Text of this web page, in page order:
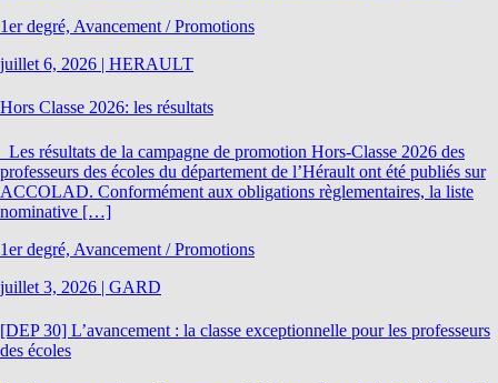
1er degré, Avancement / Promotions
juillet 6, 2026 | HERAULT
Hors Classe 2026: les résultats
Les résultats de la campagne de promotion Hors-Classe 2026 des
professeurs des écoles du département de l’Hérault ont été publiés sur
ACCOLAD. Conformément aux obligations règlementaires, la liste
nominative […]
1er degré, Avancement / Promotions
juillet 3, 2026 | GARD
[DEP 30] L’avancement : la classe exceptionnelle pour les professeurs
des écoles